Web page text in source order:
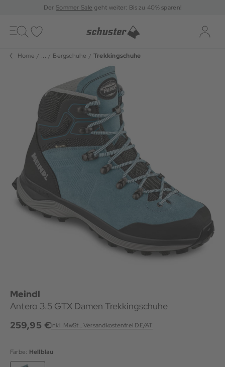
DerSommer Sale geht weiter: Bis zu 40% sparen!
Toggle
navigation
Home ... Bergschuhe Trekkingschuhe
Meindl
Antero 3.5 GTX Damen Trekkingschuhe
259,95 €inkl. MwSt., Versandkostenfrei DE/AT
Farbe: Hellblau